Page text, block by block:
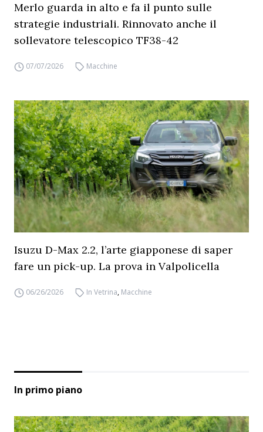
Merlo guarda in alto e fa il punto sulle
strategie industriali. Rinnovato anche il
sollevatore telescopico TF38-42
07/07/2026 Macchine
Isuzu D-Max 2.2, l’arte giapponese di saper
fare un pick-up. La prova in Valpolicella
06/26/2026 In Vetrina, Macchine
In primo piano